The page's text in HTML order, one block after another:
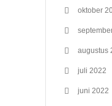
oktober
augustus
juli 2022
juni 2022